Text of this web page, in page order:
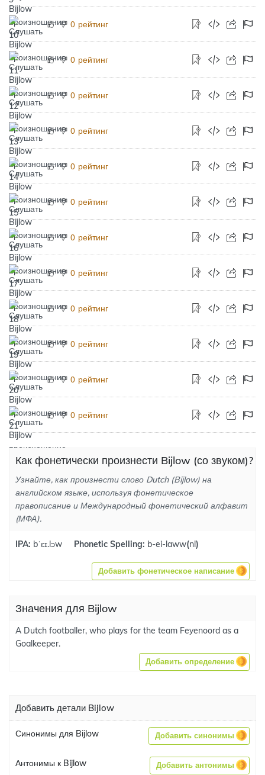
0 рейтинг
0 рейтинг
0 рейтинг
0 рейтинг
0 рейтинг
0 рейтинг
0 рейтинг
0 рейтинг
0 рейтинг
0 рейтинг
0 рейтинг
0 рейтинг
Как фонетически произнести Bijlow (со звуком)?
Узнайте, как произнести слово Dutch (Bijlow) на
английском языке, используя фонетическое
правописание и Международный фонетический алфавит
(МФА).
IPA: bˈɛɪ.lɔw Phonetic Spelling: b-ei-laww(nl)
Добавить фонетическое написание
Значения для Bijlow
A Dutch footballer, who plays for the team Feyenoord as a
Goalkeeper.
Добавить определение
Добавить детали Bijlow
Синонимы для Bijlow Добавить синонимы
Антонимы к Bijlow Добавить антонимы